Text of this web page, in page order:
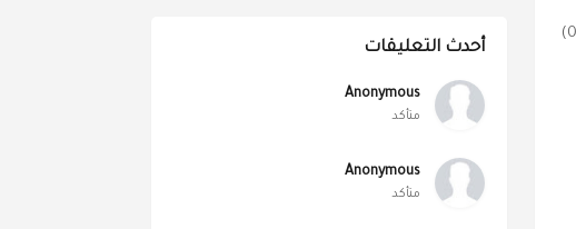
وتعاني "الحمير الوحشية" حاليا من سلسلة هزائم متتالية بلغت سبع مباريات، وثماني مباريات منذ فوزها غير المؤثر (2-0)
أحدث التعليقات
Anonymous
متأكد
Anonymous
متأكد